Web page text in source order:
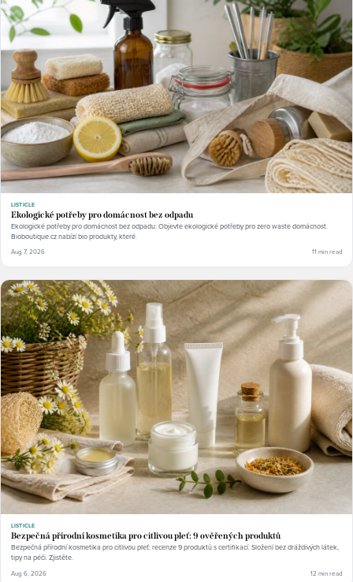
LISTICLE
Ekologické potřeby pro domácnost bez odpadu
Ekologické potřeby pro domácnost bez odpadu: Objevte ekologické potřeby pro zero waste domácnost.
Bioboutique.cz nabízí bio produkty, které.
Aug 7, 2026 11 min read
LISTICLE
Bezpečná přírodní kosmetika pro citlivou pleť: 9 ověřených produktů
Bezpečná přírodní kosmetika pro citlivou pleť: recenze 9 produktů s certifikací. Složení bez dráždivých látek,
tipy na péči. Zjistěte.
Aug 6, 2026 12 min read